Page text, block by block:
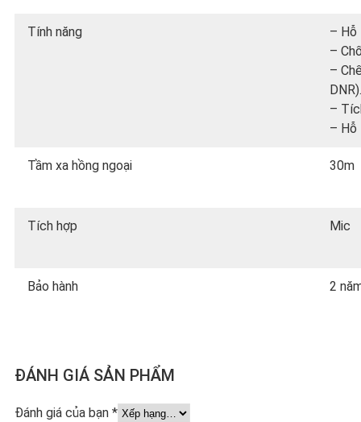
Tính năng
– Hỗ
–
–
DNR).
–
– Hỗ
Tầm xa hồng ngoại 30m
Tích hợp Mic
Bảo hành 2
ĐÁNH GIÁ SẢN PHẨM
Đánh giá của bạn *